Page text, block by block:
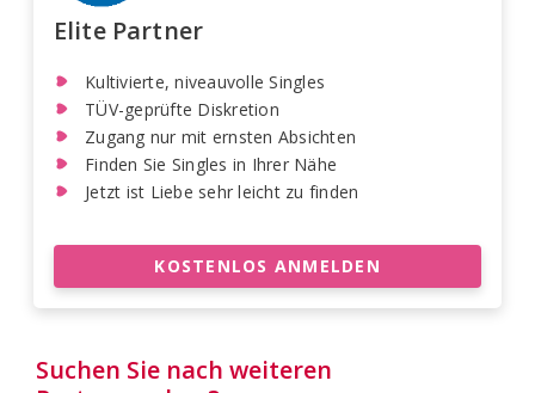
Elite Partner
Kultivierte, niveauvolle Singles
TÜV-geprüfte Diskretion
Zugang nur mit ernsten Absichten
Finden Sie Singles in Ihrer Nähe
Jetzt ist Liebe sehr leicht zu finden
KOSTENLOS ANMELDEN
Suchen Sie nach weiteren